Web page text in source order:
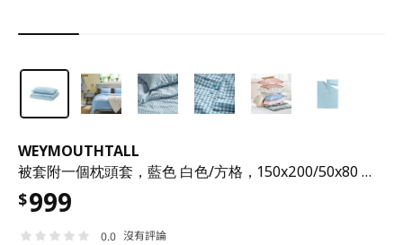
WEYMOUTHTALL
被套附一個枕頭套，藍色 白色/方格，150x200/50x80 公分
$999
0.0 沒有評論